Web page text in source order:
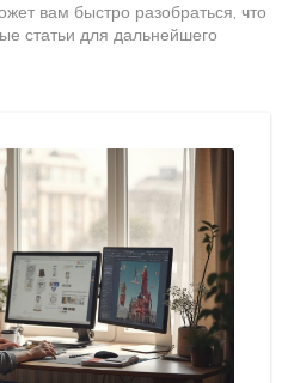
вам быстро разобраться, что
статьи для дальнейшего